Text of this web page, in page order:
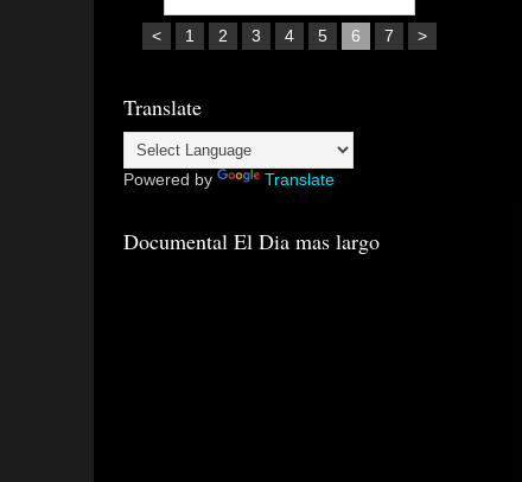
< 1 2 3 4 5 6 7 >
Translate
Powered by Translate
Documental El Dia mas largo